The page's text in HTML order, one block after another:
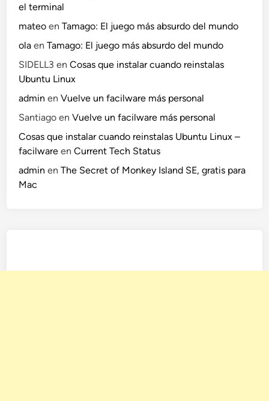
el terminal
mateo enTamago: El juego más absurdo del mundo
ola enTamago: El juego más absurdo del mundo
SIDELL3 enCosas que instalar cuando reinstalas
Ubuntu Linux
admin enVuelve un facilware más personal
Santiago enVuelve un facilware más personal
Cosas que instalar cuando reinstalas Ubuntu Linux –
facilware enCurrent Tech Status
admin enThe Secret of Monkey Island SE, gratis para
Mac